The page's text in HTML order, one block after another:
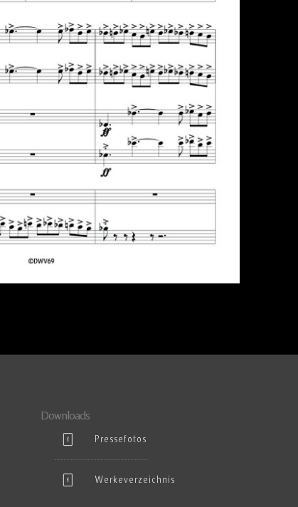
Downloads
Pressefotos
Werkeverzeichnis